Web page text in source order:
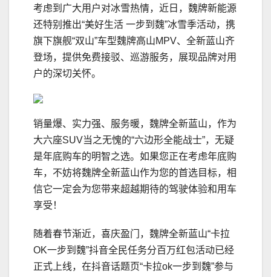
考虑到广大用户对冰雪热情，近日，魏牌新能源
还特别推出“美好生活 一步到魏”冰雪季活动，携
旗下旗舰“双山”车型魏牌高山MPV、全新蓝山齐
登场，提供免费接驳、巡游服务，展现品牌对用
户的深切关怀。
销量爆、实力强、服务暖，魏牌全新蓝山，作为
大六座SUV当之无愧的“六边形全能战士”，无疑
是年底购车的明智之选。如果您正在考虑年底购
车，不妨将魏牌全新蓝山作为您的首选目标，相
信它一定会为您带来超越期待的驾驶体验和用车
享受！
随着春节渐近，喜庆盈门，魏牌全新蓝山“卡拉
OK一步到魏”抖音全民任务分百万红包活动已经
正式上线，在抖音话题页“卡拉ok一步到魏”参与